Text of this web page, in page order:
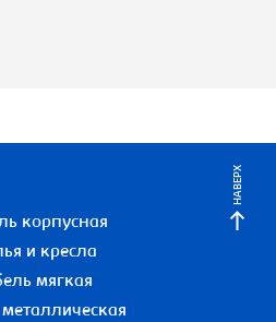
НАВЕРХ
корпусная
и кресла
мягкая